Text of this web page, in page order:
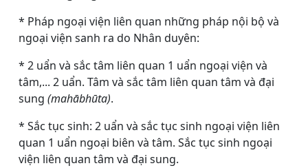
* Pháp ngoại viện liên quan những pháp nội bộ và
ngoại viện sanh ra do Nhân duyên:
* 2 uẩn và sắc tâm liên quan 1 uẩn ngoại viện và
tâm,... 2 uẩn. Tâm và sắc tâm liên quan tâm và đại
sung (mahābhūta).
* Sắc tục sinh: 2 uẩn và sắc tục sinh ngoại viện liên
quan 1 uẩn ngoại biên và tâm. Sắc tục sinh ngoại
viện liên quan tâm và đại sung.